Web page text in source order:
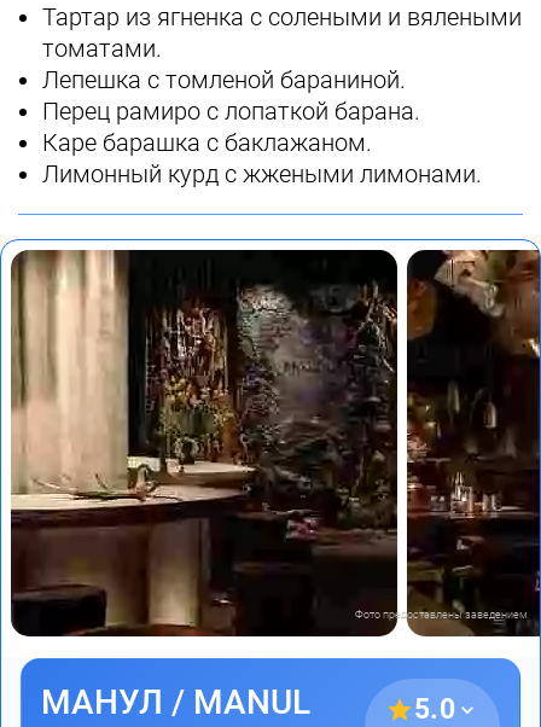
Тартар из ягненка с солеными и вялеными
томатами.
Лепешка с томленой бараниной.
Перец рамиро с лопаткой барана.
Каре барашка с баклажаном.
Лимонный курд с жжеными лимонами.
Фото предоставлены заведением
МАНУЛ / MANUL 5.0